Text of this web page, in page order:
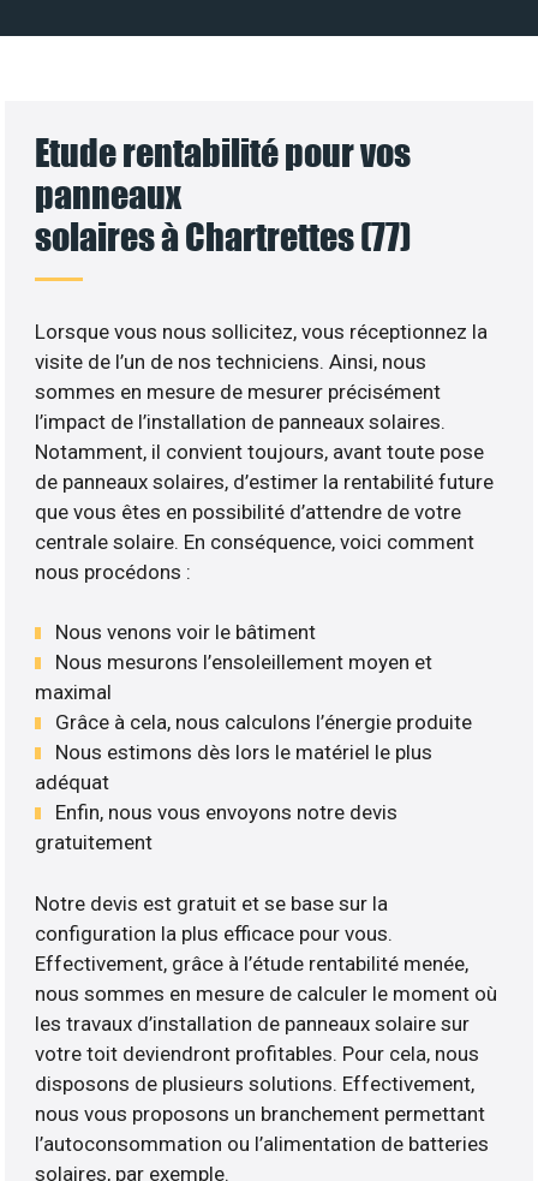
Etude rentabilité pour vos
panneaux
solaires à Chartrettes (77)
Lorsque vous nous sollicitez, vous réceptionnez la
visite de l’un de nos techniciens. Ainsi, nous
sommes en mesure de mesurer précisément
l’impact de l’installation de panneaux solaires.
Notamment, il convient toujours, avant toute pose
de panneaux solaires, d’estimer la rentabilité future
que vous êtes en possibilité d’attendre de votre
centrale solaire. En conséquence, voici comment
nous procédons :
Nous venons voir le bâtiment
Nous mesurons l’ensoleillement moyen et
maximal
Grâce à cela, nous calculons l’énergie produite
Nous estimons dès lors le matériel le plus
adéquat
Enfin, nous vous envoyons notre devis
gratuitement
Notre devis est gratuit et se base sur la
configuration la plus efficace pour vous.
Effectivement, grâce à l’étude rentabilité menée,
nous sommes en mesure de calculer le moment où
les travaux d’installation de panneaux solaire sur
votre toit deviendront profitables. Pour cela, nous
disposons de plusieurs solutions. Effectivement,
nous vous proposons un branchement permettant
l’autoconsommation ou l’alimentation de batteries
solaires, par exemple.